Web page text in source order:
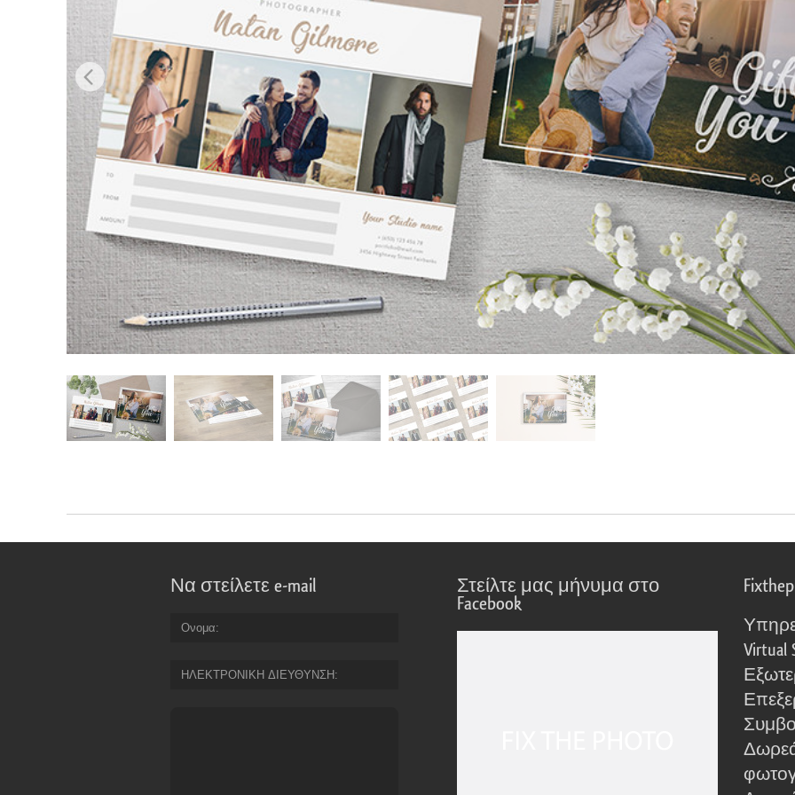
φωτογραφιών προϊόντος
Επεξεργασία
φωτογραφιών
κοσμημάτων
Δεδομένα
Να στείλετε e-mail
Ονομα
ΗΛΕΚΤΡΟΝΙΚΗ ΔΙΕΥΘΥΝΣΗ
Στείλτε μας μήνυμα στο
Facebook
Virtual